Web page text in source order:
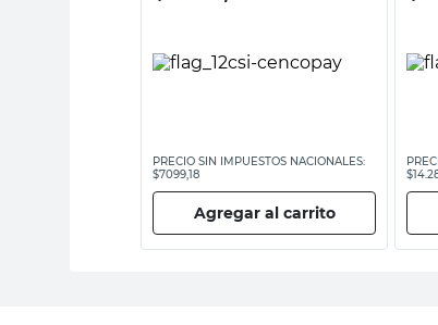
PRECIO SIN IMPUESTOS NACIONALES:
$7099,18
Agregar al carrito